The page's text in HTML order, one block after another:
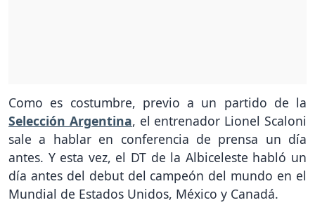
Como es costumbre, previo a un partido de la
Selección Argentina, el entrenador Lionel Scaloni
sale a hablar en conferencia de prensa un día
antes. Y esta vez, el DT de la Albiceleste habló un
día antes del debut del campeón del mundo en el
Mundial de Estados Unidos, México y Canadá.